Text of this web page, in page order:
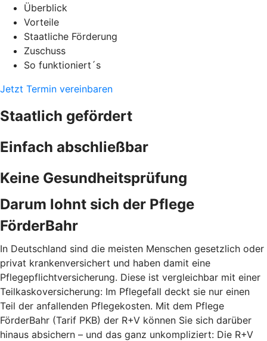
Überblick
Vorteile
Staatliche Förderung
Zuschuss
So funktioniert´s
Jetzt Termin vereinbaren
Staatlich gefördert
Einfach abschließbar
Keine Gesundheitsprüfung
Darum lohnt sich der Pflege
FörderBahr
In Deutschland sind die meisten Menschen gesetzlich oder
privat krankenversichert und haben damit eine
Pflegepflichtversicherung. Diese ist vergleichbar mit einer
Teilkaskoversicherung: Im Pflegefall deckt sie nur einen
Teil der anfallenden Pflegekosten. Mit dem Pflege
FörderBahr (Tarif PKB) der R+V können Sie sich darüber
hinaus absichern – und das ganz unkompliziert: Die R+V